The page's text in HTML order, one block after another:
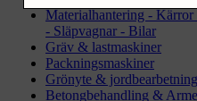
Materialhantering - Kärror
- Släpvagnar - Bilar
Gräv & lastmaskiner
Packningsmaskiner
Grönyte & jordbearbetning
Betongbehandling &